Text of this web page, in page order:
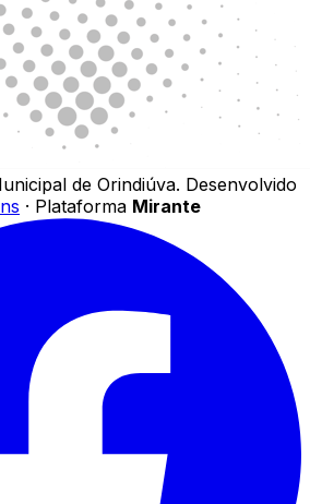
de Orindiúva. Desenvolvido
· Plataforma Mirante